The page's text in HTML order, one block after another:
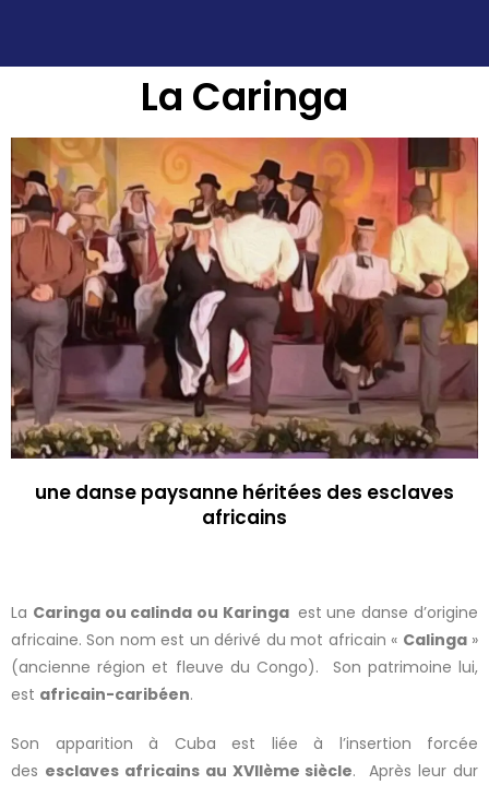
La Caringa
une danse paysanne héritées des esclaves
africains
La Caringa ou calinda ou Karinga est une danse d’origine
africaine. Son nom est un dérivé du mot africain « Calinga»
(ancienne région et fleuve du Congo). Son patrimoine lui,
est africain-caribéen.
Son apparition à Cuba est liée à l’insertion forcée
des esclaves africains au XVIIème siècle. Après leur dur